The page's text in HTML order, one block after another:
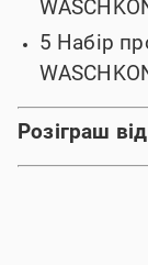
5 Набір
Розіграш